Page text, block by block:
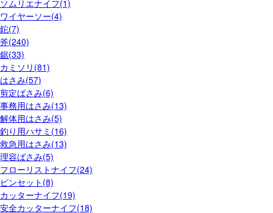
ソムリエナイフ(1)
ワイヤーソー(4)
鉈(7)
斧(240)
鋸(33)
カミソリ(81)
はさみ(57)
剪定ばさみ(6)
事務用はさみ(13)
解体用はさみ(5)
釣り用ハサミ(16)
救急用はさみ(13)
理容ばさみ(5)
フローリストナイフ(24)
ピンセット(8)
カッターナイフ(19)
安全カッターナイフ(18)